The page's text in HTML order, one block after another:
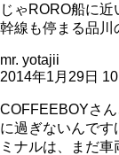
じゃRORO船に
幹線も停まる品川
mr. yotajii
2014年1月29日
COFFEEBOYさ
に過ぎないんです
ミナルは、まだ